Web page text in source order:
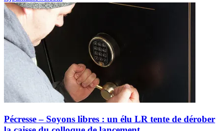
Pécresse – Soyons libres : un élu LR tente de dérober